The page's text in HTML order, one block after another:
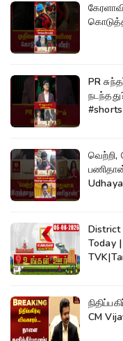
PR
#shorts
வெற்றி,
District
Today
CM